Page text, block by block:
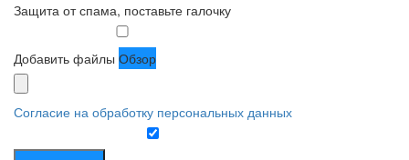
Защита от спама, поставьте галочку
Добавить файлы Обзор
Согласие на обработку персональных данных